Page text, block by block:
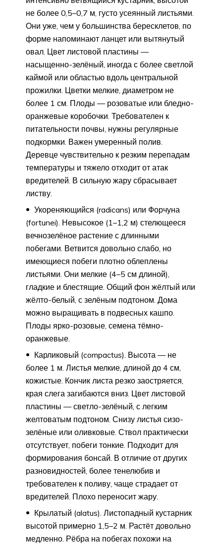
не более 0,5–0,7 м, густо усеянный листьями.
Они уже, чем у большинства бересклетов, по
форме напоминают ланцет или вытянутый
овал. Цвет листовой пластины —
насыщенно-зелёный, иногда с более светлой
каймой или областью вдоль центральной
прожилки. Цветки мелкие, диаметром не
более 1 см. Плоды — розоватые или бледно-
оранжевые коробочки. Требователен к
питательности почвы, нужны регулярные
подкормки. Важен умеренный полив.
Деревце чувствительно к резким перепадам
температуры и тяжело отходит от атак
вредителей. В сильную жару сбрасывает
листву.
Укореняющийся (radicans) или Форчуна
(fortunei). Невысокое (1–1,2 м) стелющееся
вечнозелёное растение с длинными
побегами. Ветвится довольно слабо, но
имеющиеся побеги плотно облеплены
листьями. Они мелкие (4–5 см длиной),
гладкие и блестящие. Общий фон жёлтый или
жёлто-белый, с зелёным подтоном. Дома
можно выращивать в подвесных кашпо.
Плоды ярко-розовые, семена тёмно-
оранжевые.
Карликовый (compactus). Высота — не
более 1 м. Листья мелкие, длиной до 4 см,
кожистые. Кончик листа резко заостряется,
края слега загибаются вниз. Цвет листовой
пластины — светло-зелёный, с легким
желтоватым подтоном. Снизу листья сизо-
зелёные или оливковые. Ствол практически
отсутствует, побеги тонкие. Подходит для
формирования бонсай. В отличие от других
разновидностей, более тенелюбив и
требователен к поливу, чаще страдает от
вредителей. Плохо переносит жару.
Крылатый (alatus). Листопадный кустарник
высотой примерно 1,5–2 м. Растёт довольно
медленно. Рёбра на побегах похожи на